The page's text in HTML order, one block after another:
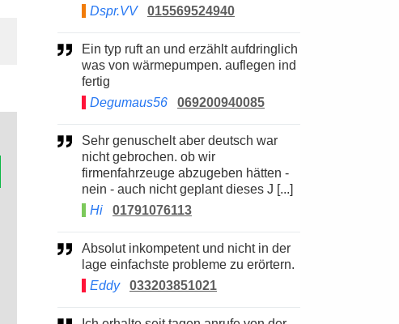
Dspr.VV
015569524940
Ein typ ruft an und erzählt aufdringlich
was von wärmepumpen. auflegen ind
fertig
Degumaus56
069200940085
Sehr genuschelt aber deutsch war
nicht gebrochen. ob wir
firmenfahrzeuge abzugeben hätten -
nein - auch nicht geplant dieses J [...]
Hi
01791076113
Absolut inkompetent und nicht in der
lage einfachste probleme zu erörtern.
Eddy
033203851021